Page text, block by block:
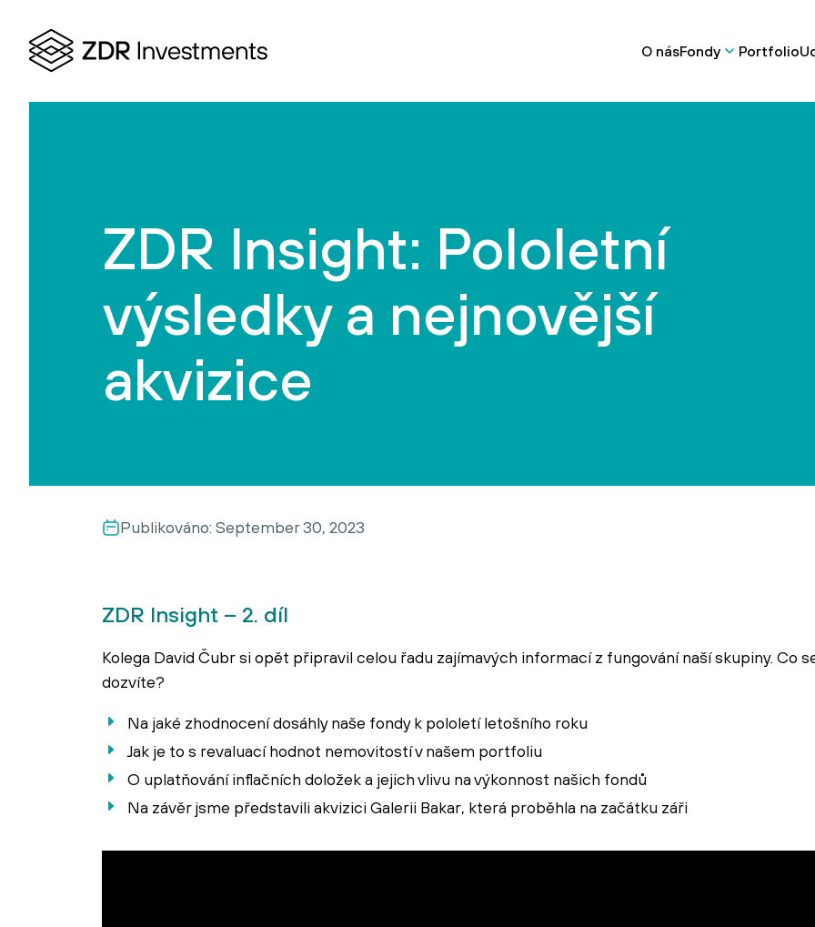
O násFondy Portfolio
ZDR Insight: Pololetní
výsledky a nejnovější
akvizice
Publikováno: September 30, 2023
ZDR Insight – 2. díl
Kolega David Čubr si opět připravil celou řadu zajímavých informací z fungování naší skupiny. Co
dozvíte?
Na jaké zhodnocení dosáhly naše fondy k pololetí letošního roku
Jak je to s revaluací hodnot nemovitostí v našem portfoliu
O uplatňování inflačních doložek a jejich vlivu na výkonnost našich fondů
Na závěr jsme představili akvizici Galerii Bakar, která proběhla na začátku záři